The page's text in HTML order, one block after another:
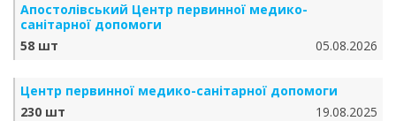
Апостолівський Центр первинної медико-
санітарної допомоги
58 шт
05.08.2026
Центр первинної медико-санітарної допомоги
230 шт
19.08.2025